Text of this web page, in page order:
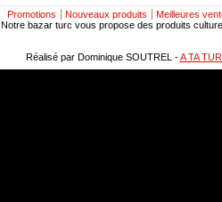
Promotions Nouveaux produits
Meilleures
Notre bazar turc vous propose des produits
Réalisé par Dominique SOUTREL -A TA